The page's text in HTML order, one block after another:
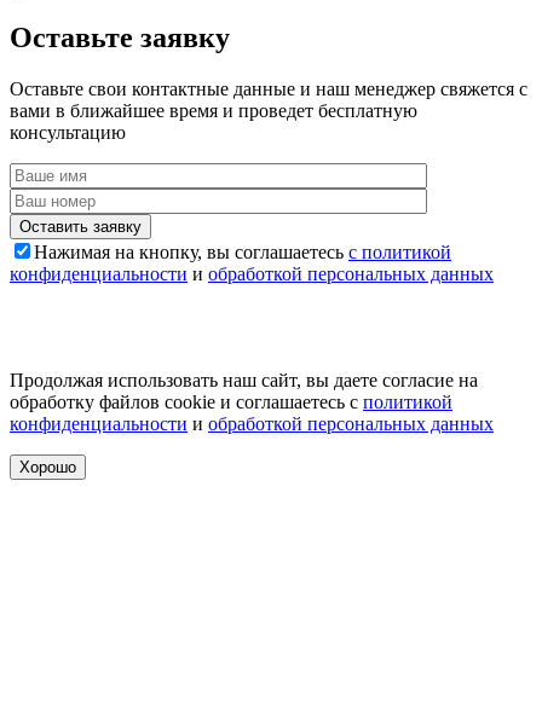
Оставьте заявку
Оставьте свои контактные данные и наш менеджер свяжется с
вами в ближайшее время и проведет бесплатную
консультацию
Оставить заявку
Нажимая на кнопку, вы соглашаетесь с политикой
конфиденциальности и обработкой персональных данных
Продолжая использовать наш сайт, вы даете согласие на
обработку файлов cookie и соглашаетесь с политикой
конфиденциальности и обработкой персональных данных
Хорошо